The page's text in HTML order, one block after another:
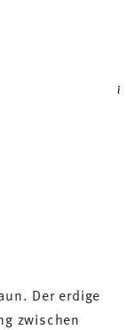
Der erdige
zwischen